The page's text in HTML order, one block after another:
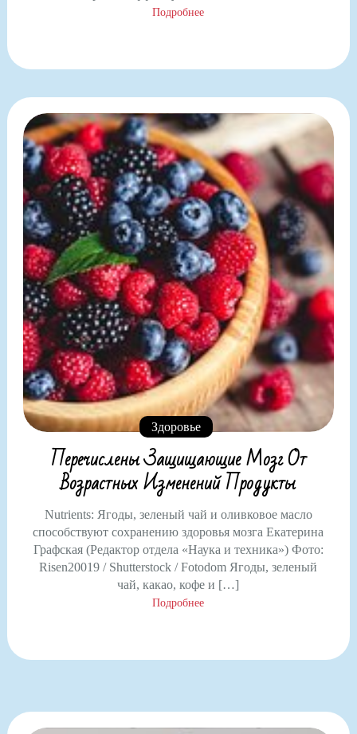
Подробнее
Здоровье
Перечислены Защищающие Мозг От
Возрастных Изменений Продукты
Nutrients: Ягоды, зеленый чай и оливковое масло
способствуют сохранению здоровья мозга Екатерина
Графская (Редактор отдела «Наука и техника») Фото:
Risen20019 / Shutterstock / Fotodom Ягоды, зеленый
чай, какао, кофе и […]
Подробнее